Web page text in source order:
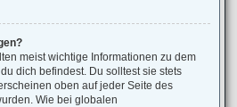
meist wichtige Informationen zu dem
dich befindest. Du solltest sie stets
oben auf jeder Seite des
Wie bei globalen